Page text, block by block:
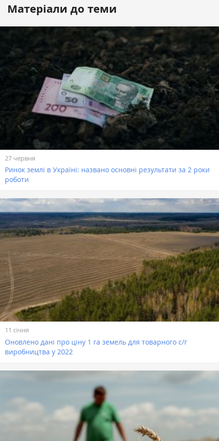
Матеріали до теми
27 червня
Ринок землі в Україні: названо основні результати за 2 роки
роботи
11 січня
Оновлено дані про ціну 1 га земель для товарного с/г
виробництва у 2022